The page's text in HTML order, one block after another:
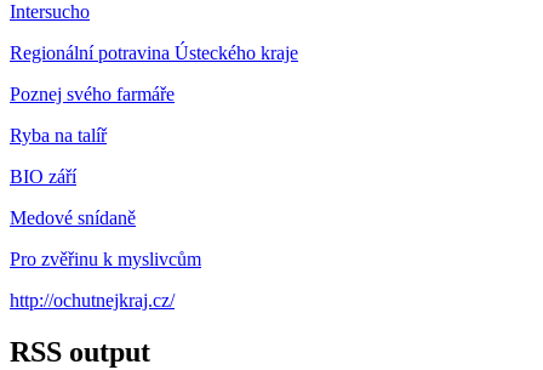
Intersucho
Regionální potravina Ústeckého kraje
Poznej svého farmáře
Ryba na talíř
BIO září
Medové snídaně
Pro zvěřinu k myslivcům
http://ochutnejkraj.cz/
RSS output